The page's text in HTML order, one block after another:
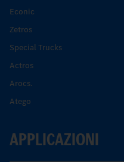
Econic
Zetros
Special Trucks
Actros
Arocs.
Atego
APPLICAZIONI